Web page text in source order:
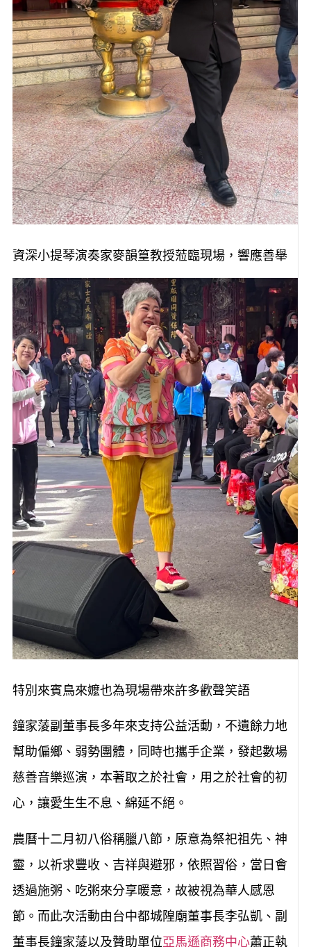
資深小提琴演奏家麥韻篁教授蒞臨現場，響應善舉
特別來賓鳥來嬤也為現場帶來許多歡聲笑語
鐘家蔆副董事長多年來支持公益活動，不遺餘力地
幫助偏鄉、弱勢團體，同時也攜手企業，發起數場
慈善音樂巡演，本著取之於社會，用之於社會的初
心，讓愛生生不息、綿延不絕。
農曆十二月初八俗稱臘八節，原意為祭祀祖先、神
靈，以祈求豐收、吉祥與避邪，依照習俗，當日會
透過施粥、吃粥來分享暖意，故被視為華人感恩
節。而此次活動由台中都城隍廟董事長李弘凱、副
董事長鐘家蔆以及贊助單位亞馬遜商務中心蕭正執